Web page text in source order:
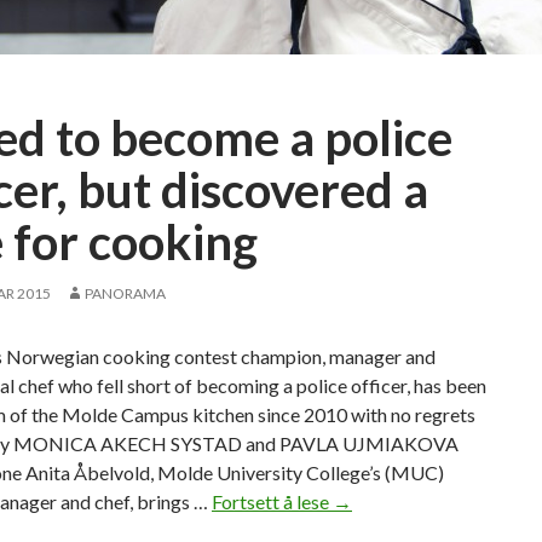
to become a police
but discovered a
for cooking
2015 PANORAMA
Norwegian cooking contest champion, manager and
chef who fell short of becoming a police officer, has been
of the Molde Campus kitchen since 2010 with no regrets
MONICA AKECH SYSTAD and PAVLA UJMIAKOVA
Anita Åbelvold, Molde University College’s (MUC)
and chef, brings … Fortsett å lese F
→